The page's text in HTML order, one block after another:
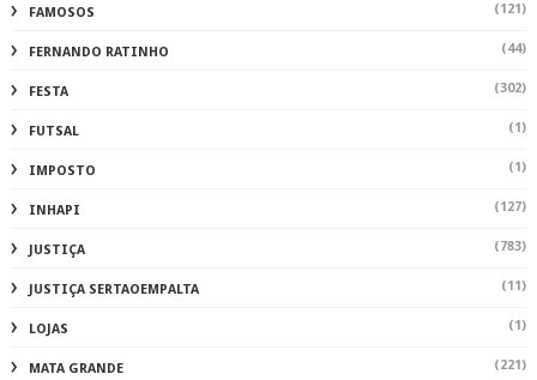
FAMOSOS (121)
FERNANDO RATINHO (44)
FESTA (302)
FUTSAL (1)
IMPOSTO (1)
INHAPI (127)
JUSTIÇA (783)
JUSTIÇA SERTAOEMPALTA (11)
LOJAS (1)
MATA GRANDE (221)